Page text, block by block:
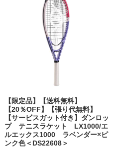
【限定品】【送料無料】
【20％OFF】【張り代無料】
【サービスガット付き】ダンロッ
プ テニスラケット LX1000/エ
ルエックス1000 ラベンダー×ピ
ンク色＜DS22608＞